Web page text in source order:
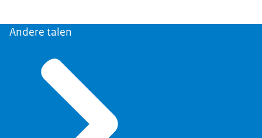
Andere talen